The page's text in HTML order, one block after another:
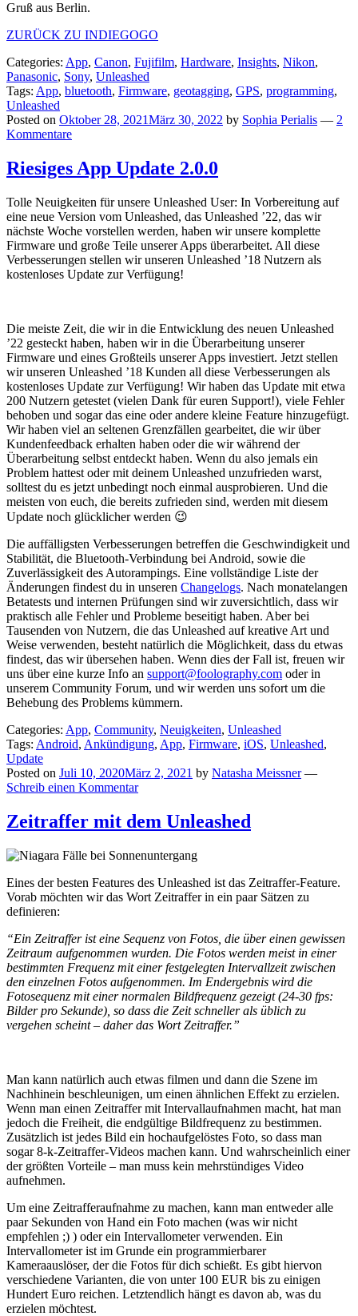
Gruß aus Berlin.
ZURÜCK ZU INDIEGOGO
Categories: App, Canon, Fujifilm, Hardware, Insights, Nikon,
Panasonic, Sony, Unleashed
Tags: App, bluetooth, Firmware, geotagging, GPS, programming,
Unleashed
Posted on Oktober 28, 2021März 30, 2022 by Sophia Perialis — 2
Kommentare
Riesiges App Update 2.0.0
Tolle Neuigkeiten für unsere Unleashed User: In Vorbereitung auf
eine neue Version vom Unleashed, das Unleashed ’22, das wir
nächste Woche vorstellen werden, haben wir unsere komplette
Firmware und große Teile unserer Apps überarbeitet. All diese
Verbesserungen stellen wir unseren Unleashed ’18 Nutzern als
kostenloses Update zur Verfügung!
Die meiste Zeit, die wir in die Entwicklung des neuen Unleashed
’22 gesteckt haben, haben wir in die Überarbeitung unserer
Firmware und eines Großteils unserer Apps investiert. Jetzt stellen
wir unseren Unleashed ’18 Kunden all diese Verbesserungen als
kostenloses Update zur Verfügung! Wir haben das Update mit etwa
200 Nutzern getestet (vielen Dank für euren Support!), viele Fehler
behoben und sogar das eine oder andere kleine Feature hinzugefügt.
Wir haben viel an seltenen Grenzfällen gearbeitet, die wir über
Kundenfeedback erhalten haben oder die wir während der
Überarbeitung selbst entdeckt haben. Wenn du also jemals ein
Problem hattest oder mit deinem Unleashed unzufrieden warst,
solltest du es jetzt unbedingt noch einmal ausprobieren. Und die
meisten von euch, die bereits zufrieden sind, werden mit diesem
Update noch glücklicher werden 😉
Die auffälligsten Verbesserungen betreffen die Geschwindigkeit und
Stabilität, die Bluetooth-Verbindung bei Android, sowie die
Zuverlässigkeit des Autorampings. Eine vollständige Liste der
Änderungen findest du in unseren Changelogs. Nach monatelangen
Betatests und internen Prüfungen sind wir zuversichtlich, dass wir
praktisch alle Fehler und Probleme beseitigt haben. Aber bei
Tausenden von Nutzern, die das Unleashed auf kreative Art und
Weise verwenden, besteht natürlich die Möglichkeit, dass du etwas
findest, das wir übersehen haben. Wenn dies der Fall ist, freuen wir
uns über eine kurze Info an support@foolography.com oder in
unserem Community Forum, und wir werden uns sofort um die
Behebung des Problems kümmern.
Categories: App, Community, Neuigkeiten, Unleashed
Tags: Android, Ankündigung, App, Firmware, iOS, Unleashed,
Update
Posted on Juli 10, 2020März 2, 2021 by Natasha Meissner —
Schreib einen Kommentar
Zeitraffer mit dem Unleashed
Eines der besten Features des Unleashed ist das Zeitraffer-Feature.
Vorab möchten wir das Wort Zeitraffer in ein paar Sätzen zu
definieren:
“Ein Zeitraffer ist eine Sequenz von Fotos, die über einen gewissen
Zeitraum aufgenommen wurden. Die Fotos werden meist in einer
bestimmten Frequenz mit einer festgelegten Intervallzeit zwischen
den einzelnen Fotos aufgenommen. Im Endergebnis wird die
Fotosequenz mit einer normalen Bildfrequenz gezeigt (24-30 fps:
Bilder pro Sekunde), so dass die Zeit schneller als üblich zu
vergehen scheint – daher das Wort Zeitraffer.”
Man kann natürlich auch etwas filmen und dann die Szene im
Nachhinein beschleunigen, um einen ähnlichen Effekt zu erzielen.
Wenn man einen Zeitraffer mit Intervallaufnahmen macht, hat man
jedoch die Freiheit, die endgültige Bildfrequenz zu bestimmen.
Zusätzlich ist jedes Bild ein hochaufgelöstes Foto, so dass man
sogar 8-k-Zeitraffer-Videos machen kann. Und wahrscheinlich einer
der größten Vorteile – man muss kein mehrstündiges Video
aufnehmen.
Um eine Zeitrafferaufnahme zu machen, kann man entweder alle
paar Sekunden von Hand ein Foto machen (was wir nicht
empfehlen ;) ) oder ein Intervallometer verwenden. Ein
Intervallometer ist im Grunde ein programmierbarer
Kameraauslöser, der die Fotos für dich schießt. Es gibt hiervon
verschiedene Varianten, die von unter 100 EUR bis zu einigen
Hundert Euro reichen. Letztendlich hängt es davon ab, was du
erzielen möchtest.